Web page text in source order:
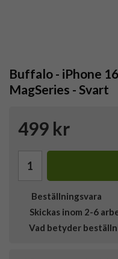
Buffalo - iPhone
MagSeries - Svart
499 kr
Beställningsvara
Skickas inom 2-6
Vad betyder